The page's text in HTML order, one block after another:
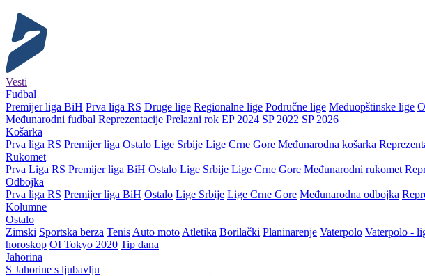
Vesti
Fudbal
Premijer liga BiH Prva liga RS Druge lige Regionalne lige Područne lige Međuopštinske lige
Međunarodni fudbal Reprezentacije Prelazni rok EP 2024 SP 2022 SP 2026
Košarka
Prva liga RS Premijer liga Ostalo Lige Srbije Lige Crne Gore Međunarodna košarka
Rukomet
Prva Liga RS Premijer liga BiH Ostalo Lige Srbije Lige Crne Gore Međunarodni rukomet
Odbojka
Prva liga RS Premijer liga BiH Ostalo Lige Srbije Lige Crne Gore Međunarodna odbojka
Kolumne
Ostalo
Zimski Sportska berza Tenis Auto moto Atletika Borilački Planinarenje Vaterpolo Vaterpolo -
horoskop OI Tokyo 2020 Tip dana
Jahorina
S Jahorine s ljubavlju